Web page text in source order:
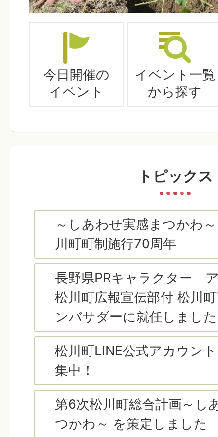
2026年07月31日
令和8年8月休日当番医・薬局一
2026年07月30日
松川町こころの健康相談専用ダ
望遠鏡と星空観察会」の開催に
募集 イベント
2026年07月30日
食中毒に注意しましょう
2026年07月29日
今日開催の
イベント
イベント一覧
から探す
トピックス
～しあわせ実感まつかわ
川町町制施行70周年
長野県PRキャラクター「
松川町広報宣伝部付 松川
ンバサダーに就任しまし
松川町LINE公式アカウン
集中！
第6次松川町総合計画～し
つかわ～ を策定しました